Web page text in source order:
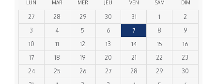
LUN MAR MER JEU VEN SAM DIM
27 28 29 30 31 1
2
3
4 5 6 7 8
9
10
11 12 13 14 15
16
17
18 19 20 21 22
23
24
25 26 27 28 29
30